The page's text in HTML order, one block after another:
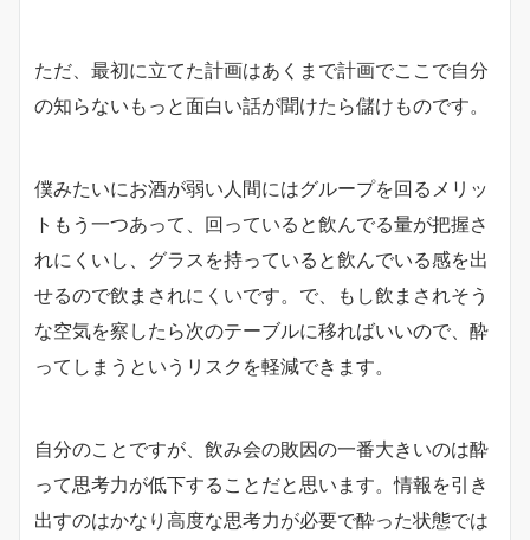
ただ、最初に立てた計画はあくまで計画でここで自分
の知らないもっと面白い話が聞けたら儲けものです。
僕みたいにお酒が弱い人間にはグループを回るメリッ
トもう一つあって、回っていると飲んでる量が把握さ
れにくいし、グラスを持っていると飲んでいる感を出
せるので飲まされにくいです。で、もし飲まされそう
な空気を察したら次のテーブルに移ればいいので、酔
ってしまうというリスクを軽減できます。
自分のことですが、飲み会の敗因の一番大きいのは酔
って思考力が低下することだと思います。情報を引き
出すのはかなり高度な思考力が必要で酔った状態では